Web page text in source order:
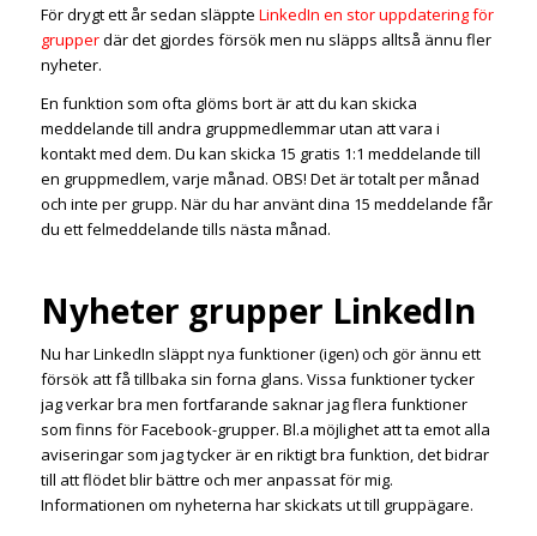
För drygt ett år sedan släppte LinkedIn en stor uppdatering för
grupperdär det gjordes försök men nu släpps alltså ännu fler
nyheter.
En funktion som ofta glöms bort är att du kan skicka
meddelande till andra gruppmedlemmar utan att vara i
kontakt med dem. Du kan skicka 15 gratis 1:1 meddelande till
en gruppmedlem, varje månad. OBS! Det är totalt per månad
och inte per grupp. När du har använt dina 15 meddelande får
du ett felmeddelande tills nästa månad.
Nyheter grupper LinkedIn
Nu har LinkedIn släppt nya funktioner (igen) och gör ännu ett
försök att få tillbaka sin forna glans. Vissa funktioner tycker
jag verkar bra men fortfarande saknar jag flera funktioner
som finns för Facebook-grupper. Bl.a möjlighet att ta emot alla
aviseringar som jag tycker är en riktigt bra funktion, det bidrar
till att flödet blir bättre och mer anpassat för mig.
Informationen om nyheterna har skickats ut till gruppägare.